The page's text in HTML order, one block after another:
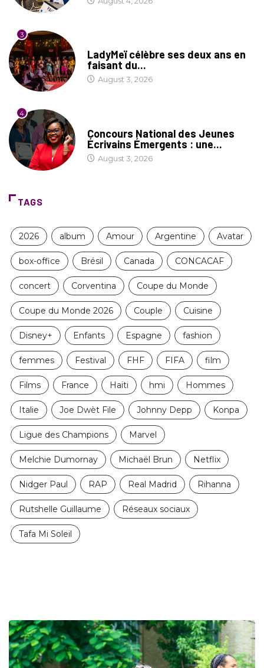
3
LadyMeï célèbre ses deux ans en
faisant du...
August 3, 2026
4
Concours National des Jeunes
Écrivains Émergents : une...
August 3, 2026
TAGS
2026 album Amour Argentine Avatar
box-office Brésil Canada CONCACAF
concert Corventina Coupe du Monde
Coupe du Monde 2026 Couple Cuisine
Disney+ Enfants Espagne fashion
femmes Festival FHF FIFA film
Films France Haïti hmi Hommes
Italie Joe Dwèt File Johnny Depp Konpa
Ligue des Champions Marvel
Melchie Dumornay Michaël Brun Netflix
Nidger Paul RAP Real Madrid Rihanna
Rutshelle Guillaume Réseaux sociaux
Tafa Mi Soleil